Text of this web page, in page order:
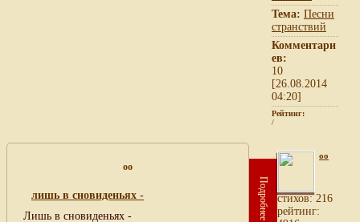
Тема: Песни
странствий
Комментари
ев:
10
[26.08.2014
04:20]
Рейтинг:
/
oo
лишь в сновиденьях -
Лишь в сновиденьях -
Подробнее
oo
cтихов: 216
рейтинг: